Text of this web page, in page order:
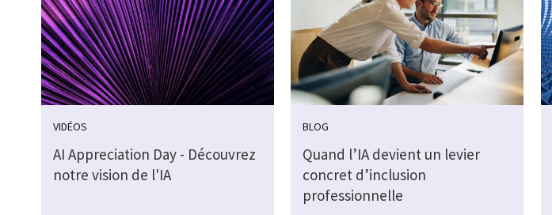
VIDÉOS
AI Appreciation Day - Découvrez
notre vision de l'IA
BLOG
Quand l’IA devient un levier
concret d’inclusion
professionnelle